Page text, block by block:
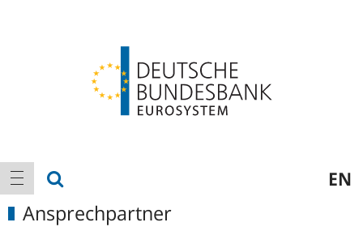
Hauptnavigation
Navigation anzeigen EN
Ansprechpartner